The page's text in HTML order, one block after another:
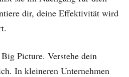
dir, deine Effektivität wird
Picture. Verstehe dein
In kleineren Unternehmen